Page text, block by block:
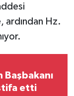
ardından Hz.
Başbakanı
etti